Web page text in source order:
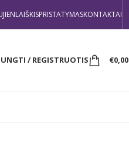
PRISTATYMASKONTAKTAI
/ REGISTRUOTIS €0,00